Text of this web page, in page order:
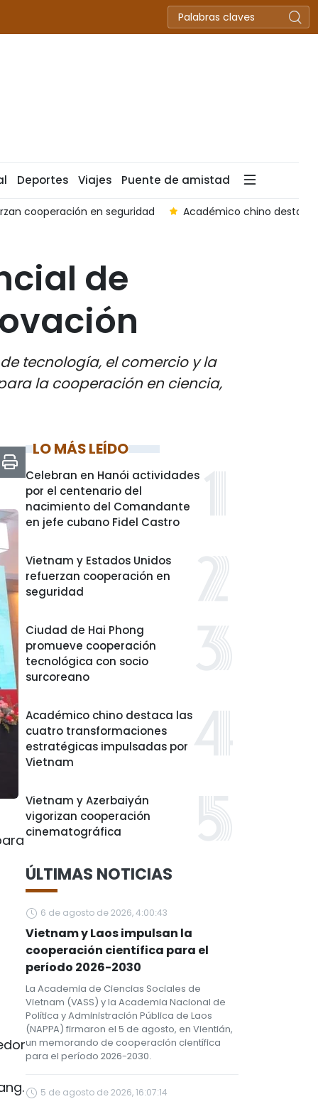
Deportes Viajes Puente de amistad
cooperación en seguridad Académico chino
de
tecnología, el comercio y la
la cooperación en ciencia,
LO MÁS LEÍDO
Celebran en Hanói actividades
por el centenario del
nacimiento del Comandante
en jefe cubano Fidel Castro
Vietnam y Estados Unidos
refuerzan cooperación en
seguridad
Ciudad de Hai Phong
promueve cooperación
tecnológica con socio
surcoreano
Académico chino destaca las
cuatro transformaciones
estratégicas impulsadas por
Vietnam
Vietnam y Azerbaiyán
vigorizan cooperación
cinematográfica
ÚLTIMAS NOTICIAS
6 de agosto de 2026, 4:00:43
Vietnam y Laos impulsan la
cooperación científica para el
período 2026-2030
La Academia de Ciencias Sociales de
Vietnam (VASS) y la Academia Nacional de
Política y Administración Pública de Laos
(NAPPA) firmaron el 5 de agosto, en Vientián,
un memorando de cooperación científica
para el período 2026-2030.
5 de agosto de 2026, 16:07:14